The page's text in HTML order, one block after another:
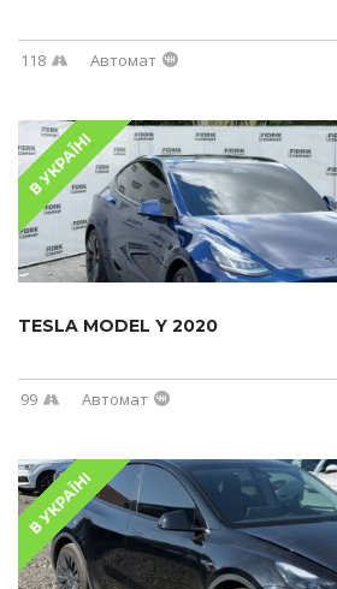
118 Автомат
В УКРАЇНІ
TESLA MODEL Y 2020
99 Автомат
В УКРАЇНІ